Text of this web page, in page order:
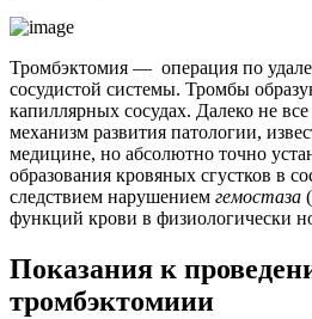
Тромбэктомия — операция по
сосудистой системы. Тромбы
капиллярных сосудах. Далеко не
механизм развития патологии,
медицине, но абсолютно точно
образования кровяных сгустков в
следствием нарушением гемостаза
функций крови в физиологически
Показания к
тромбэктомиии